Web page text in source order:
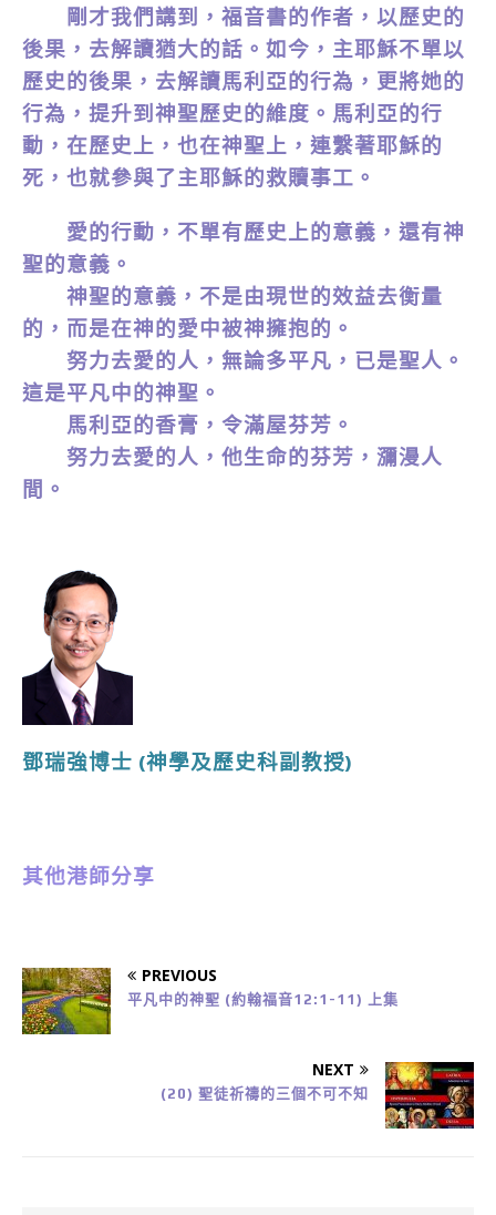
剛才我們講到，福音書的作者，以歷史的
後果，去解讀猶大的話。如今，主耶穌不單以
歷史的後果，去解讀馬利亞的行為，更將她的
行為，提升到神聖歷史的維度。馬利亞的行
動，在歷史上，也在神聖上，連繫著耶穌的
死，也就參與了主耶穌的救贖事工。
愛的行動，不單有歷史上的意義，還有神
聖的意義。
神聖的意義，不是由現世的效益去衡量
的，而是在神的愛中被神擁抱的。
努力去愛的人，無論多平凡，已是聖人。
這是平凡中的神聖。
馬利亞的香膏，令滿屋芬芳。
努力去愛的人，他生命的芬芳，瀰漫人
間。
鄧瑞強博士 (神學及歷史科副教授)
其他港師分享
PREVIOUS
平凡中的神聖 (約翰福音12:1-11) 上集
NEXT
(20) 聖徒祈禱的三個不可不知